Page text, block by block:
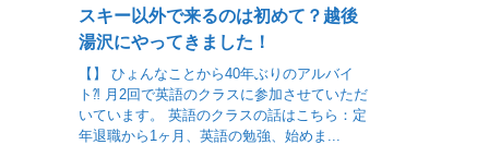
スキー以外で来るのは初めて？越後
湯沢にやってきました！
【】 ひょんなことから40年ぶりのアルバイ
ト⁈ 月2回で英語のクラスに参加させていただ
いています。 英語のクラスの話はこちら：定
年退職から1ヶ月、英語の勉強、始めま...